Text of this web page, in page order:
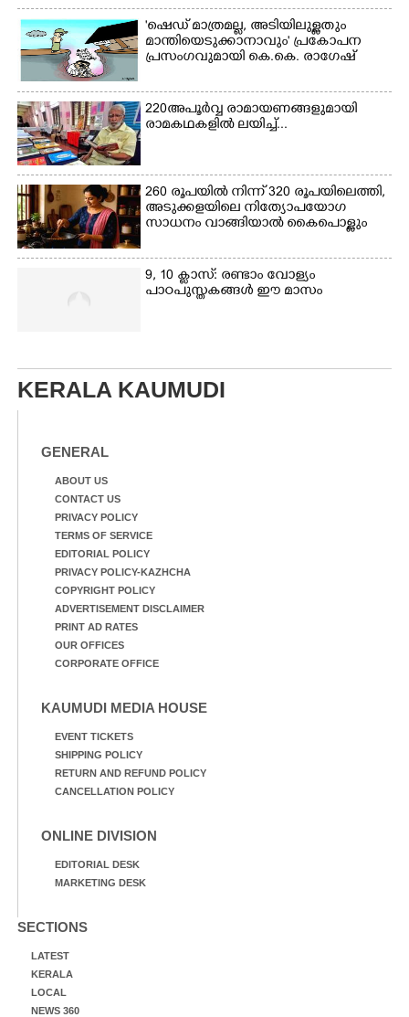
'ഷെഡ് മാത്രമല്ല, അടിയിലുള്ളതും
മാന്തിയെടുക്കാനാവും' പ്രകോപന
പ്രസംഗവുമായി കെ.കെ. രാഗേഷ്
220 അപൂർവ്വ രാമായണങ്ങളുമായി
രാമകഥകളിൽ ലയിച്ച്...
260 രൂപയിൽ നിന്ന് 320 രൂപയിലെത്തി,
അടുക്കളയിലെ നിത്യോപയോഗ
സാധനം വാങ്ങിയാൽ കൈപൊള്ളും
9, 10 ക്ലാസ്: രണ്ടാം വോള്യം
പാഠപുസ്തകങ്ങൾ ഈ മാസം
KERALA KAUMUDI
GENERAL
ABOUT US
CONTACT US
PRIVACY POLICY
TERMS OF SERVICE
EDITORIAL POLICY
PRIVACY POLICY-KAZHCHA
COPYRIGHT POLICY
ADVERTISEMENT DISCLAIMER
PRINT AD RATES
OUR OFFICES
CORPORATE OFFICE
KAUMUDI MEDIA HOUSE
EVENT TICKETS
SHIPPING POLICY
RETURN AND REFUND POLICY
CANCELLATION POLICY
ONLINE DIVISION
EDITORIAL DESK
MARKETING DESK
SECTIONS
LATEST
KERALA
LOCAL
NEWS 360